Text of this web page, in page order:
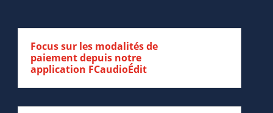
Focus sur les modalités de
paiement depuis notre
application FCaudioÉdit